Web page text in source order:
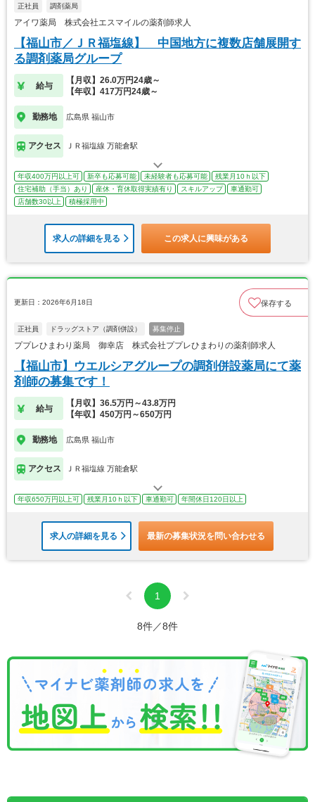
正社員 調剤薬局
アイワ薬局 株式会社エスマイルの薬剤師求人
【福山市／ＪＲ福塩線】 中国地方に複数店舗展開す
る調剤薬局グループ
給与
【月収】26.0万円24歳～
【年収】417万円24歳～
勤務地 広島県 福山市
アクセス ＪＲ福塩線 万能倉駅
年収400万円以上可 新卒も応募可能 未経験者も応募可能
残業月10ｈ以下
住宅補助（手当）あり
産休・育休取得実績有り スキルアップ
車通勤可
店舗数30以上
積極採用中
求人の詳細を見る この求人に興味がある
更新日：2026年6月18日 保存する
正社員 ドラッグストア（調剤併設） 募集停止
ププレひまわり薬局 御幸店 株式会社ププレひまわりの薬剤師求人
【福山市】ウエルシアグループの調剤併設薬局にて薬
剤師の募集です！
給与
【月収】36.5万円～43.8万円
【年収】450万円～650万円
勤務地 広島県 福山市
アクセス ＪＲ福塩線 万能倉駅
年収650万円以上可 残業月10ｈ以下 車通勤可 年間休日120日以上
求人の詳細を見る 最新の募集状況を問い合わせる
1
8件／8件